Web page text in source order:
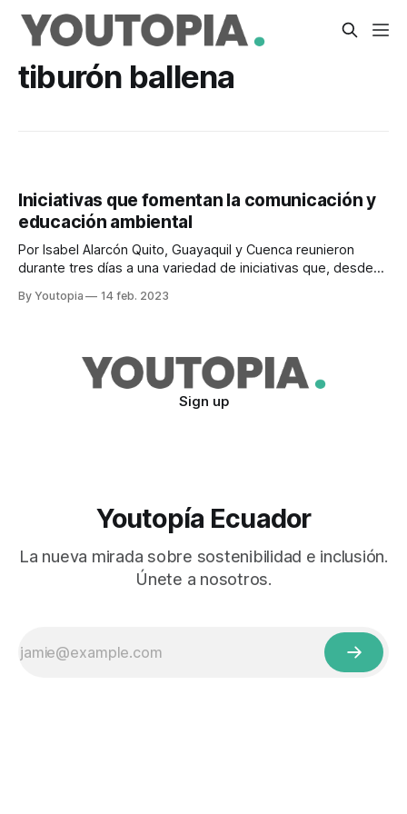
tiburón ballena
Iniciativas que fomentan la comunicación y
educación ambiental
Por Isabel Alarcón Quito, Guayaquil y Cuenca reunieron
durante tres días a una variedad de iniciativas que, desde
su biodiversidad. Del 24 al 26 de enero del 2023 se llevó a
By Youtopia 14 feb. 2023
Sign up
Youtopía Ecuador
La nueva mirada sobre sostenibilidad e inclusión.
Únete a nosotros.